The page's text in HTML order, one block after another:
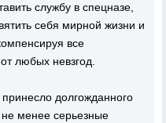
службу в спецназе,
себя мирной жизни и
все
любых невзгод.
долгожданного
менее серьезные